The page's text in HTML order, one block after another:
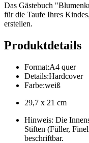
Das Gästebuch
für die Taufe Ihres
erstellen.
Produktdetails
Format:A4 quer
Details:Hardcover
Farbe:weiß
29,7 x 21 cm
Hinweis: Die
Stiften (Füller,
beschriftbar.